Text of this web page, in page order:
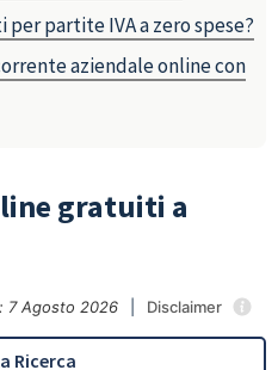
partite IVA a zero spese?
aziendale online con
gratuiti a
Disclaimer
7 Agosto 2026
Ricerca